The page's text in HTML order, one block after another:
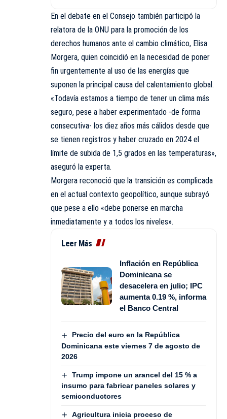
En el debate en el Consejo también participó la
relatora de la ONU para la promoción de los
derechos humanos ante el cambio climático, Elisa
Morgera, quien coincidió en la necesidad de poner
fin urgentemente al uso de las energías que
suponen la principal causa del calentamiento global.
«Todavía estamos a tiempo de tener un clima más
seguro, pese a haber experimentado -de forma
consecutiva- los diez años más cálidos desde que
se tienen registros y haber cruzado en 2024 el
límite de subida de 1,5 grados en las temperaturas»,
aseguró la experta.
Morgera reconoció que la transición es complicada
en el actual contexto geopolítico, aunque subrayó
que pese a ello «debe ponerse en marcha
inmediatamente y a todos los niveles».
Leer Más
Inflación en República
Dominicana se
desacelera en julio; IPC
aumenta 0.19 %, informa
el Banco Central
Precio del euro en la República
Dominicana este viernes 7 de agosto de
2026
Trump impone un arancel del 15 % a
insumo para fabricar paneles solares y
semiconductores
Agricultura inicia proceso de